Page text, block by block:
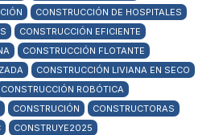
CONSTRUCCIÓN DE HOSPITALES
CONSTRUCCIÓN EFICIENTE
CONSTRUCCIÓN FLOTANTE
CONSTRUCCIÓN LIVIANA EN SECO
CONSTRUCCIÓN ROBÓTICA
CONSTRUCIÓN
CONSTRUCTORAS
CONSTRUYE2025